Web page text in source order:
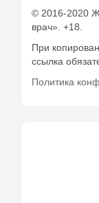
© 2016-2020
врач». +18.
При
ссылка
Политика